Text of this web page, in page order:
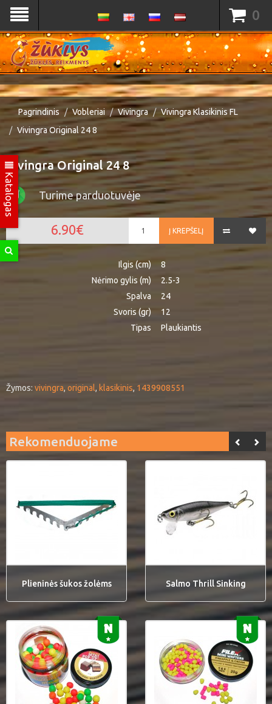
Katalogas
0
Pagrindinis Vobleriai Vivingra
Vivingra Klasikinis FL
Vivingra Original 24 8
Vivingra Original 24 8
Turime parduotuvėje
Į KREPŠELĮ
6.90€
Ilgis (cm)
8
Nėrimo gylis (m)
2.5-3
Spalva
24
Svoris (gr)
12
Tipas
Plaukiantis
Žymos: vivingra, original, klasikinis, 1439908551
Rekomenduojame
Plieninės šukos žolėms Salmo Thrill Sinking